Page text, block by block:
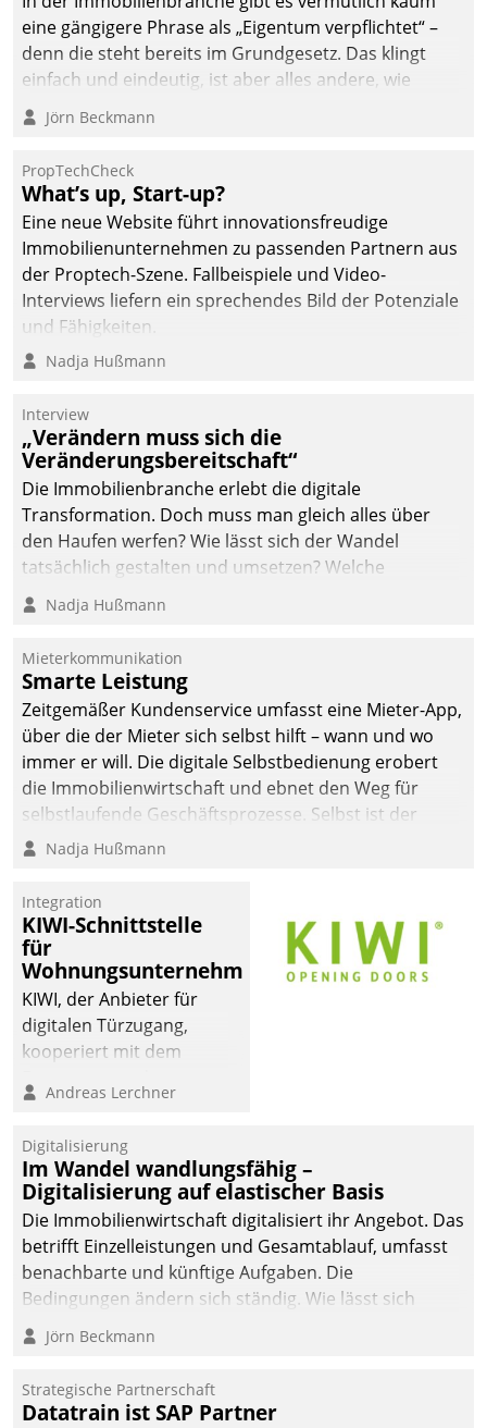
eine gängigere Phrase als „Eigentum verpflichtet“ –
denn die steht bereits im Grundgesetz. Das klingt
einfach und eindeutig, ist aber alles andere, wie
Branchenbeschäftigte wissen. Denn mit der
Verantwortung folgen Verpflichtungen.
Jörn Beckmann
PropTechCheck
What’s up, Start-up?
Eine neue Website führt innovationsfreudige
Immobilienunternehmen zu passenden Partnern aus
der Proptech-Szene. Fallbeispiele und Video-
Interviews liefern ein sprechendes Bild der Potenziale
und Fähigkeiten.
Nadja Hußmann
Interview
„Verändern muss sich die
Veränderungsbereitschaft“
Die Immobilienbranche erlebt die digitale
Transformation. Doch muss man gleich alles über
den Haufen werfen? Wie lässt sich der Wandel
tatsächlich gestalten und umsetzen? Welche
Argumente zählen wirklich?
Nadja Hußmann
Mieterkommunikation
Smarte Leistung
Zeitgemäßer Kundenservice umfasst eine Mieter-App,
über die der Mieter sich selbst hilft – wann und wo
immer er will. Die digitale Selbstbedienung erobert
die Immobilienwirtschaft und ebnet den Weg für
selbstlaufende Geschäftsprozesse. Selbst ist der
Kunde und smart der Serviceanbieter.
Nadja Hußmann
Integration
KIWI-Schnittstelle
für
Wohnungsunternehmen
KIWI, der Anbieter für
digitalen Türzugang,
kooperiert mit dem
Softwareentwicklungshaus
Andreas Lerchner
Digitalisierung
Im Wandel wandlungsfähig –
Digitalisierung auf elastischer Basis
Die Immobilienwirtschaft digitalisiert ihr Angebot. Das
betrifft Einzelleistungen und Gesamtablauf, umfasst
benachbarte und künftige Aufgaben. Die
Bedingungen ändern sich ständig. Wie lässt sich
technisch die Kontrolle wahren und zugleich Freiraum
fürs Wachsen öffnen?
Jörn Beckmann
Strategische Partnerschaft
Datatrain ist SAP Partner